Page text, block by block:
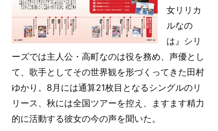
女リリカ
ルなの
は』シリ
ーズでは主人公・高町なのは役を務め、声優とし
て、歌手としてその世界観を形づくってきた田村
ゆかり。8月には通算21枚目となるシングルのリ
リース、秋には全国ツアーを控え、ますます精力
的に活動する彼女の今の声を聞いた。